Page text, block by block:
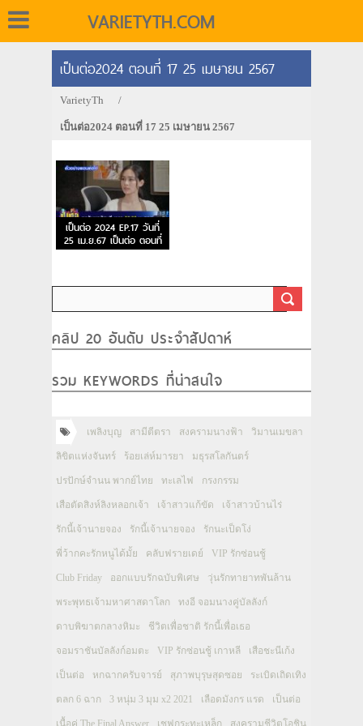
VARIETYTH.COM
เป็นต่อ2024 ตอนที่ 17 25 เมษายน 2567
VarietyTh /
เป็นต่อ2024 ตอนที่ 17 25 เมษายน 2567
เป็นต่อ 2024 EP.17 วันที่
25 เม.ย.67 เป็นต่อ ตอนที่
17
คลิป 20 อันดับ ประจำสัปดาห์
รวม KEYWORDS ที่น่าสนใจ
เพลิงบุญ สามีตีตรา สงครามนางฟ้า วิมานเมขลา
ลิขิตแห่งจันทร์ ร้อยเล่ห์มารยา มธุรสโลกันตร์
ปรปักษ์จำนน พากย์ไทย ทะเลไฟ กรงกรรม
เสือตัดสิงห์ลิงหลอกเจ้า เจ้าสาวแก้ขัด เจ้าสาวบ้านไร่
รักนี้เจ้านายจอง รักนี้เจ้านายจอง รักนะเป็ดโง่
พี่ว้ากคะรักหนูได้มั้ย คลับฟรายเดย์ VIP รักซ่อนชู้
Club Friday ออกแบบรักฉบับพิเศษ วุ่นรักทายาทพันล้าน
พระพุทธเจ้ามหาศาสดาโลก ทงอี จอมนางคู่บัลลังก์
ดาบพิฆาตกลางหิมะ ชีวิตเพื่อชาติ รักนี้เพื่อเธอ
จอมราชันบัลลังก์อมตะ VIP รักซ่อนชู้ เกาหลี เสือชะนีเก้ง
เป็นต่อ หกฉากครับจารย์ สุภาพบุรุษสุดซอย ระเบิดเถิดเทิง
ตลก 6 ฉาก 3 หนุ่ม 3 มุม x2 2021 เลือดมังกร แรด เป็นต่อ
เนื้อคู่ The Final Answer เชฟกระทะเหล็ก สงครามชีวิตโอชิน